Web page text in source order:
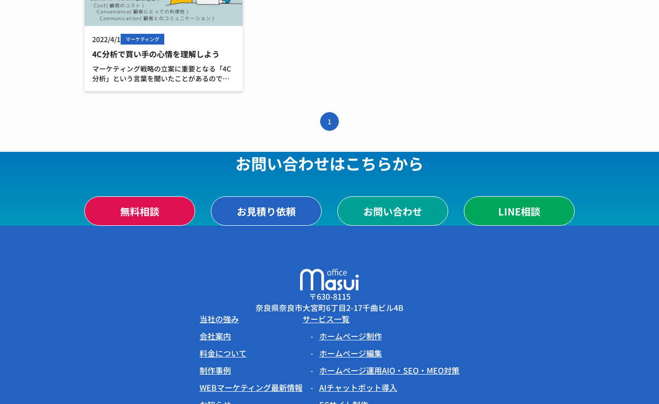
2022/4/1 マーケティング
4C分析で買い手の心情を理解しよう
マーケティング戦略の立案に重要となる「4C
分析」という言葉を聞いたことがあるのでは
1
お問い合わせはこちらから
無料相談 お見積り依頼 お問い合わせ LINE相談
〒630-8115
奈良県奈良市大宮町6丁目2-17千曲ビル4B
当社の強み
会社案内
料金について
制作事例
WEBマーケティング最新情報
サービス一覧
ホームページ制作
ホームページ編集
ホームページ運用AIO・SEO・MEO対策
AIチャットボット導入